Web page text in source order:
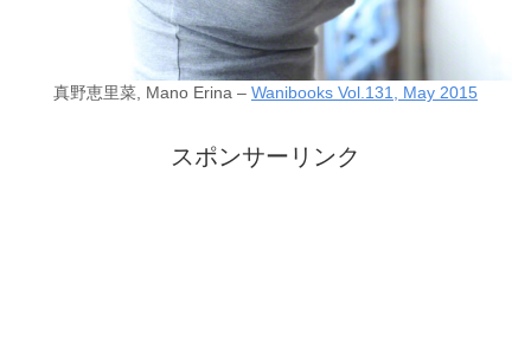
真野恵里菜, Mano Erina – Wanibooks Vol.131, May 2015
スポンサーリンク